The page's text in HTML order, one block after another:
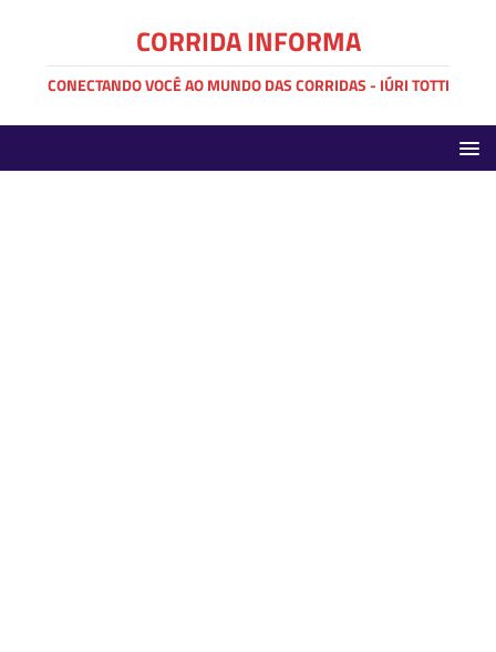
CORRIDA INFORMA
CONECTANDO VOCÊ AO MUNDO DAS CORRIDAS - IÚRI TOTTI